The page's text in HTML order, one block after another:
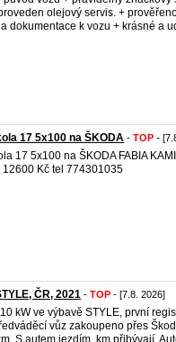
olejový servis. +
dokumentace k vozu + krásné a
17 5x100 na ŠKODA - TOP -
17 5x100 na ŠKODA FABIA
Kč tel 774301035
ČR, 2021 - TOP - [7.8. 2026]
kW ve výbavě STYLE, první
vůz zakoupeno přes
S autem jezdím, km přibývají.